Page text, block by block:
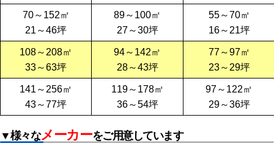
70～152㎡
21～46坪
89～100㎡
27～30坪
55～70㎡
16～21坪
108～208㎡
33～63坪
94～142㎡
28～43坪
77～97㎡
23～29坪
141～256㎡
43～77坪
119～178㎡
36～54坪
97～122㎡
29～36坪
▼様々なメーカーをご用意しています